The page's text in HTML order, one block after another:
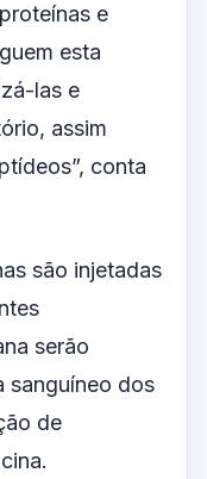
e
esta
las e
assim
conta
são injetadas
serão
sanguíneo dos
de